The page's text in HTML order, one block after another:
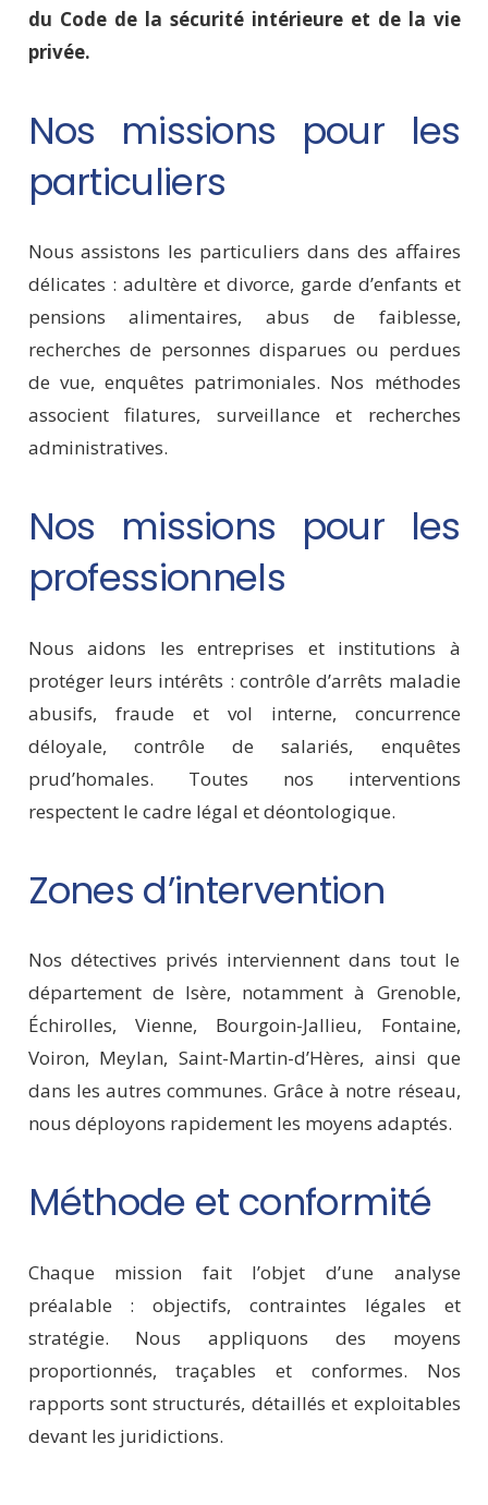
du Code de la sécurité intérieure et de la vie
privée.
Nos missions pour les
particuliers
Nous assistons les particuliers dans des affaires
délicates : adultère et divorce, garde d’enfants et
pensions alimentaires, abus de faiblesse,
recherches de personnes disparues ou perdues
de vue, enquêtes patrimoniales. Nos méthodes
associent filatures, surveillance et recherches
administratives.
Nos missions pour les
professionnels
Nous aidons les entreprises et institutions à
protéger leurs intérêts : contrôle d’arrêts maladie
abusifs, fraude et vol interne, concurrence
déloyale, contrôle de salariés, enquêtes
prud’homales. Toutes nos interventions
respectent le cadre légal et déontologique.
Zones d’intervention
Nos détectives privés interviennent dans tout le
département de Isère, notamment à Grenoble,
Échirolles, Vienne, Bourgoin-Jallieu, Fontaine,
Voiron, Meylan, Saint-Martin-d’Hères, ainsi que
dans les autres communes. Grâce à notre réseau,
nous déployons rapidement les moyens adaptés.
Méthode et conformité
Chaque mission fait l’objet d’une analyse
préalable : objectifs, contraintes légales et
stratégie. Nous appliquons des moyens
proportionnés, traçables et conformes. Nos
rapports sont structurés, détaillés et exploitables
devant les juridictions.